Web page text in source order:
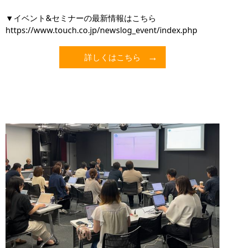
▼イベント&セミナーの最新情報はこちら
https://www.touch.co.jp/newslog_event/index.php
詳しくはこちら